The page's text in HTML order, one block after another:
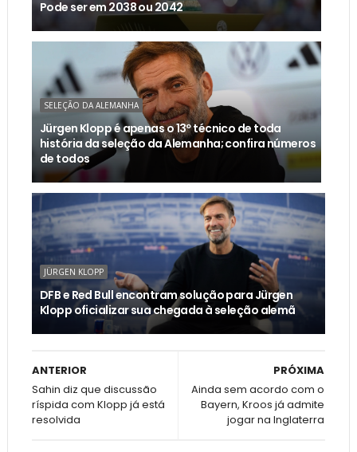
Pode ser em 2038 ou 2042
SELEÇÃO DA ALEMANHA
Jürgen Klopp é apenas o 13º técnico de toda
história da seleção da Alemanha; confira números
de todos
JÜRGEN KLOPP
DFB e Red Bull encontram solução para Jürgen
Klopp oficializar sua chegada à seleção alemã
PRÓXIMA
Ainda sem acordo com o
Bayern, Kroos já admite
jogar na Inglaterra
ANTERIOR
Sahin diz que discussão
ríspida com Klopp já está
resolvida